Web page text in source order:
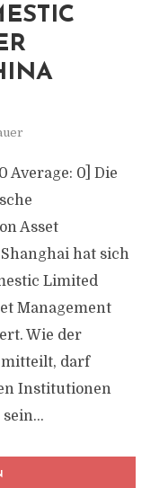
Average: 0] Die
Asset
hat sich
Limited
Management
Wie der
darf
Institutionen